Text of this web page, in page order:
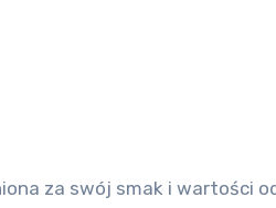
za swój smak i wartości